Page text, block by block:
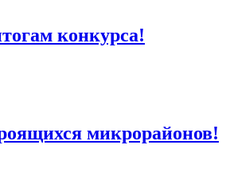
конкурса!
микрорайонов!